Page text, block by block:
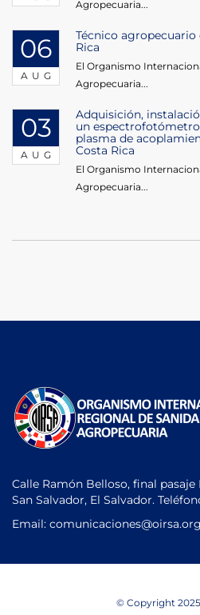
Agropecuaria...
06
AUG
Técnico
Rica
El Organismo
Agropecuaria...
03
AUG
Adquisición,
un
plasma de
Costa Rica
El Organismo
Agropecuaria...
Calle Ramón Belloso, final pasaje
San Salvador, El Salvador.
Email: comunicaciones@oirsa.org
© Copyright 2025